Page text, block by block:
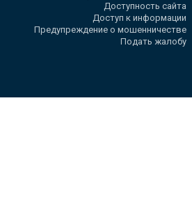
Доступность сайта
Доступ к информации
Предупреждение о мошенничестве
Подать жалобу